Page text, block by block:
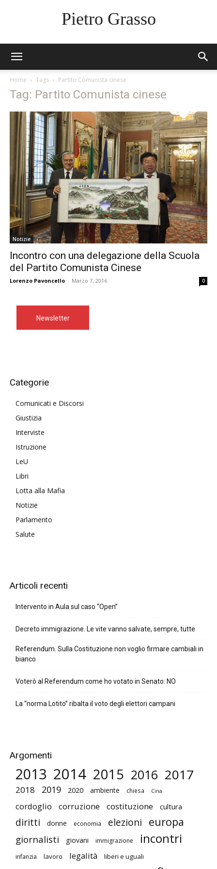
Pietro Grasso
Home Tags Partito Comunista cinese
Tag: Partito Comunista cinese
Notizie
Incontro con una delegazione della Scuola
del Partito Comunista Cinese
Lorenzo Pavoncello - Marzo 7, 2016 0
Newsletter
Categorie
Comunicati e Discorsi
Giustizia
Interviste
Istruzione
LeU
Libri
Lotta alla Mafia
Notizie
Parlamento
Salute
Articoli recenti
Intervento in Aula sul caso “Open”
Decreto immigrazione. Le vite vanno salvate, sempre, tutte
Referendum. Sulla Costituzione non voglio firmare cambiali in
bianco
Voterò al Referendum come ho votato in Senato: NO
La “norma Lotito” ribalta il voto degli elettori campani
Argomenti
2013 2014 2015 2016 2017
2018 2019 2020 ambiente chiesa Cina
cordoglio corruzione costituzione cultura
diritti donne economia elezioni europa
giornalisti giovani immigrazione incontri
infanzia lavoro legalità liberi e uguali